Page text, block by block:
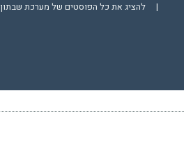
| להציג את כל הפוסטים של מערכת שבתון